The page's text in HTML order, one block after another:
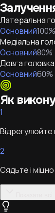
Латеральна
Основний100%
Медіальна
Основний80%
Довга
Основний60%
Як
1
Відрегулюйте
2
Сядьте і